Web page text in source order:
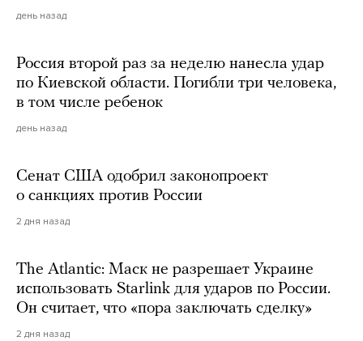
день назад
Россия второй раз за неделю нанесла удар
по Киевской области. Погибли три человека,
в том числе ребенок
день назад
Сенат США одобрил законопроект
о санкциях против России
2 дня назад
The Atlantic: Маск не разрешает Украине
использовать Starlink для ударов по России.
Он считает, что «пора заключать сделку»
2 дня назад